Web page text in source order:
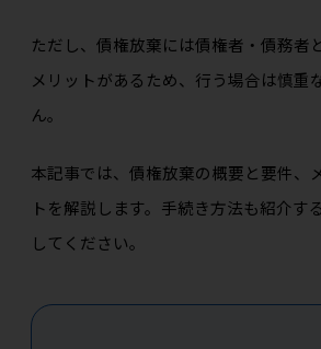
ただし、債権放棄には債権者・債務者
メリットがあるため、行う場合は慎重
ん。
本記事では、債権放棄の概要と要件、
トを解説します。手続き方法も紹介す
してください。